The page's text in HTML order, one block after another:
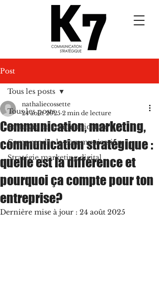
Post
Tous les posts
Stratégie de communication
Comprendre la communication
Stratégie marketing digital
Tous les posts
Communication, marketing,
communication stratégique :
quelle est la différence et
pourquoi ça compte pour ton
entreprise?
nathaliecossette
24 août 2025 2 min de lecture
Dernière mise à jour : 24 août 2025